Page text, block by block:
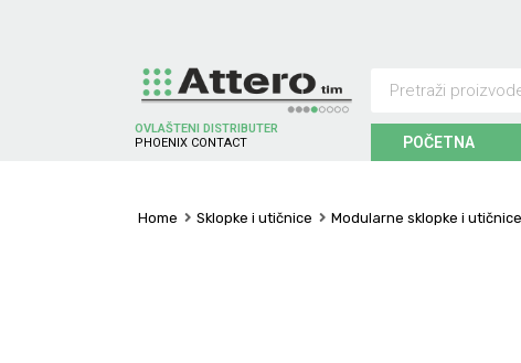
OVLAŠTENI DISTRIBUTER
P H O EN X CO NTACT POČETNA
Home Sklopke i utičnice Modularne sklopke i utičnice